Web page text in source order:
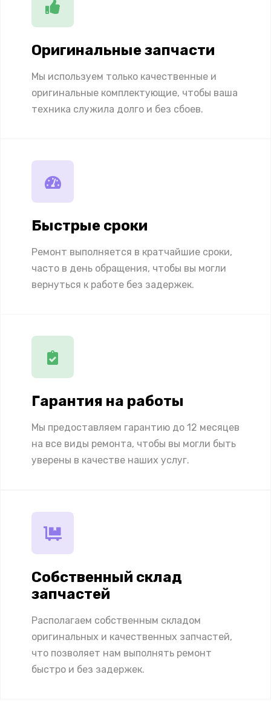
Оригинальные запчасти
Мы используем только качественные и
оригинальные комплектующие, чтобы ваша
техника служила долго и без сбоев.
Быстрые сроки
Ремонт выполняется в кратчайшие сроки,
часто в день обращения, чтобы вы могли
вернуться к работе без задержек.
Гарантия на работы
Мы предоставляем гарантию до 12 месяцев
на все виды ремонта, чтобы вы могли быть
уверены в качестве наших услуг.
Собственный склад
запчастей
Располагаем собственным складом
оригинальных и качественных запчастей,
что позволяет нам выполнять ремонт
быстро и без задержек.